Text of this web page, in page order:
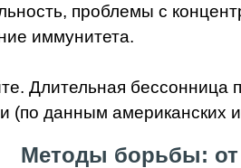
проблемы с
иммунитета.
Длительная бессонница
данным американских
Методы борьбы: от